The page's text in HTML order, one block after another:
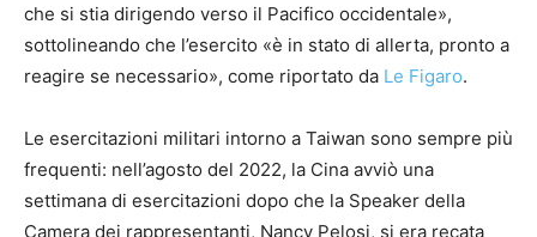
che si stia dirigendo verso il Pacifico occidentale»,
sottolineando che l’esercito «è in stato di allerta, pronto a
reagire se necessario», come riportato da Le Figaro.
Le esercitazioni militari intorno a Taiwan sono sempre più
frequenti: nell’agosto del 2022, la Cina avviò una
settimana di esercitazioni dopo che la Speaker della
Camera dei rappresentanti, Nancy Pelosi, si era recata